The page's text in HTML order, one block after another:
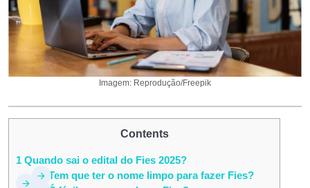
Imagem: Reprodução/Freepik
Contents
1 Quando sai o edital do Fies 2025?
1.1 Tem que ter o nome limpo para fazer Fies?